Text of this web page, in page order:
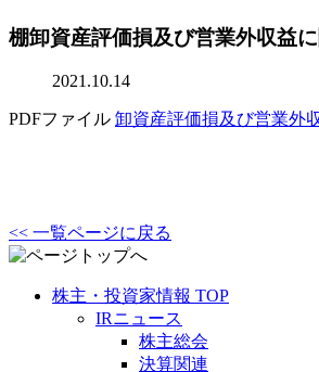
棚卸資産評価損及び営業外収益
2021.10.14
PDFファイル 卸資産評価損及び営業外
<< 一覧ページに戻る
株主・投資家情報 TOP
IRニュース
株主総会
決算関連